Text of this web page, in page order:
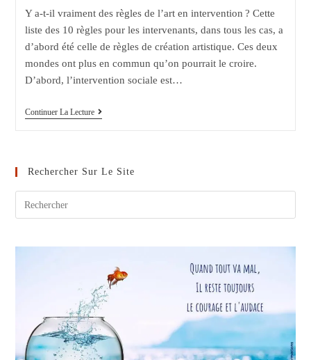
Y a-t-il vraiment des règles de l’art en intervention ? Cette
liste des 10 règles pour les intervenants, dans tous les cas, a
d’abord été celle de règles de création artistique. Ces deux
mondes ont plus en commun qu’on pourrait le croire.
D’abord, l’intervention sociale est…
Continuer La LectureL’art
Pour
Intervenants
Rechercher Sur Le Site